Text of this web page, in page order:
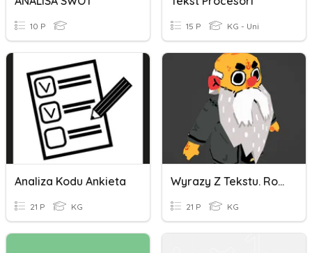
10 P 15 P KG - Uni
Analiza Kodu Ankieta
21 P KG
Wyrazy Z Tekstu. Rodzina
21 P KG